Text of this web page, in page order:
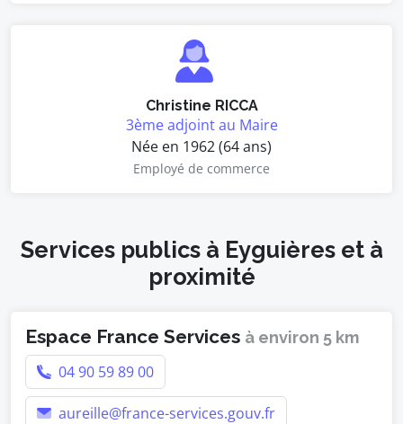
Christine RICCA
3ème adjoint au Maire
Née en 1962 (64 ans)
Employé de commerce
Services publics à Eyguières et à
proximité
Espace France Services à environ 5 km
04 90 59 89 00
aureille@france-services.gouv.fr